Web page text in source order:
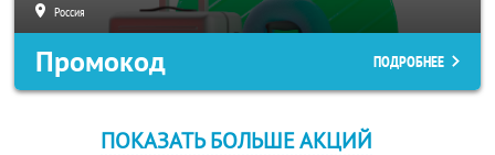
Россия
Промокод ПОДРОБНЕЕ
ПОКАЗАТЬ БОЛЬШЕ АКЦИЙ